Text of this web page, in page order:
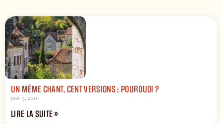
UN MÊME CHANT, CENT VERSIONS : POURQUOI ?
juin 9, 2026
LIRE LA SUITE »